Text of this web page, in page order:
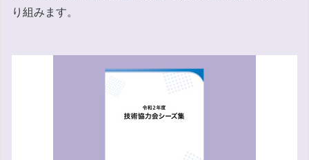
り組みます。